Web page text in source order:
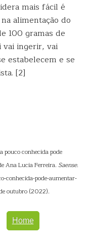
mais fácil é
alimentação do
100 gramas de
vai ingerir, vai
estabelecem e se
[2]
pouco conhecida pode
Ana Lucia Ferreira. Saense.
conhecida-pode-aumentar-
outubro (2022).
Home